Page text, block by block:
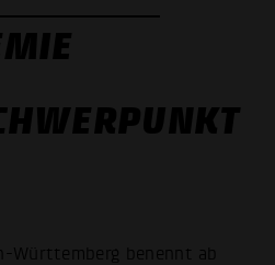
Württemberg benennt ab